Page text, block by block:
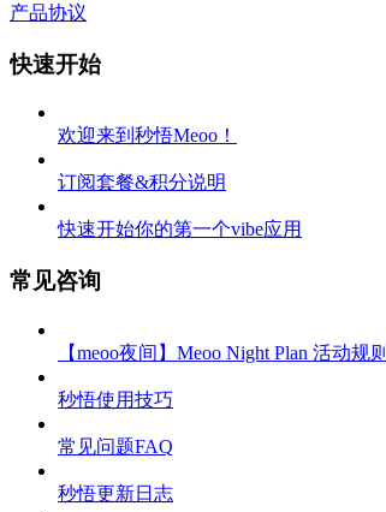
产品协议
快速开始
欢迎来到秒悟Meoo！
订阅套餐&积分说明
快速开始你的第一个vibe应用
常见咨询
【meoo夜间】Meoo Night Plan 活动规则
秒悟使用技巧
常见问题FAQ
秒悟更新日志